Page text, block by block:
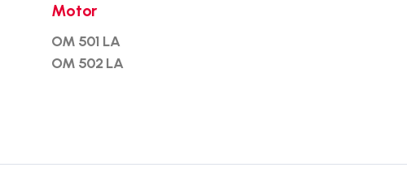
Motor
OM 501 LA
OM 502 LA